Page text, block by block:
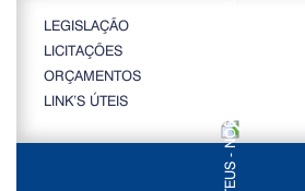
LEGISLAÇÃO
LICITAÇÕES
ORÇAMENTOS
LINK’S ÚTEIS